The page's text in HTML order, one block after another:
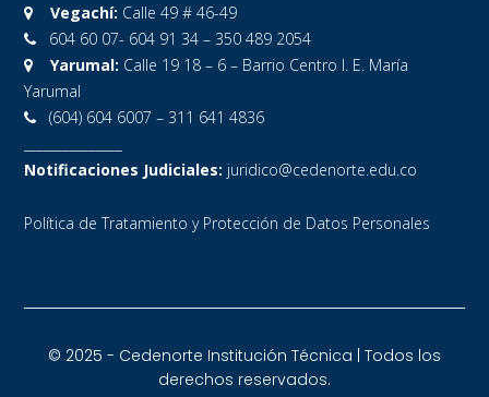
Vegachí: Calle 49 # 46-49
604 60 07- 604 91 34 – 350 489 2054
Yarumal: Calle 19 18 – 6 – Barrio Centro I. E. María
Yarumal
(604) 604 6007 – 311 641 4836
Notificaciones Judiciales: juridico@cedenorte.edu.co
Política de Tratamiento y Protección de Datos Personales
© 2025 - Cedenorte Institución Técnica | Todos los
derechos reservados.